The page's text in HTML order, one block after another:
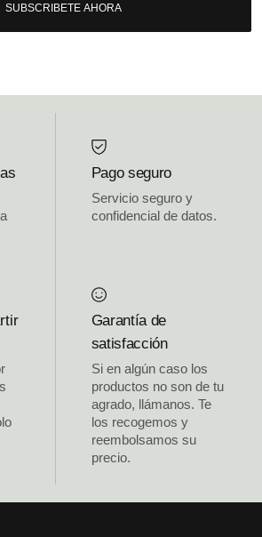
SUBSCRIBETE AHORA
Pago seguro
Servicio seguro y
confidencial de datos.
Garantía de
satisfacción
Si en algún caso los
productos no son de tu
agrado, llámanos. Te
los recogemos y
reembolsamos su
precio.